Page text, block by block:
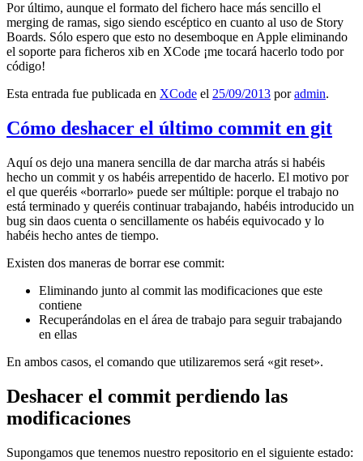
Por último, aunque el formato del fichero hace más sencillo el
merging de ramas, sigo siendo escéptico en cuanto al uso de Story
Boards. Sólo espero que esto no desemboque en Apple eliminando
el soporte para ficheros xib en XCode ¡me tocará hacerlo todo por
código!
Esta entrada fue publicada en XCode el 25/09/2013 poradmin.
Cómo deshacer el último commit en git
Aquí os dejo una manera sencilla de dar marcha atrás si habéis
hecho un commit y os habéis arrepentido de hacerlo. El motivo por
el que queréis «borrarlo» puede ser múltiple: porque el trabajo no
está terminado y queréis continuar trabajando, habéis introducido un
bug sin daos cuenta o sencillamente os habéis equivocado y lo
habéis hecho antes de tiempo.
Existen dos maneras de borrar ese commit:
Eliminando junto al commit las modificaciones que este
contiene
Recuperándolas en el área de trabajo para seguir trabajando
en ellas
En ambos casos, el comando que utilizaremos será «git reset».
Deshacer el commit perdiendo las
modificaciones
Supongamos que tenemos nuestro repositorio en el siguiente estado: